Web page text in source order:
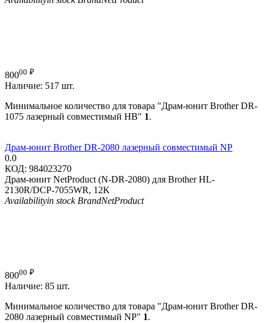
80000 ₽
Наличие: 517 шт.
Минимальное количество для товара "Драм-юнит Brother DR-
1075 лазерный совместимый HB" 1.
Драм-юнит Brother DR-2080 лазерный совместимый NP
0.0
КОД: 984023270
Драм-юнит NetProduct (N-DR-2080) для Brother HL-
2130R/DCP-7055WR, 12K
Availabilityin stock BrandNetProduct
80000 ₽
Наличие: 85 шт.
Минимальное количество для товара "Драм-юнит Brother DR-
2080 лазерный совместимый NP" 1.